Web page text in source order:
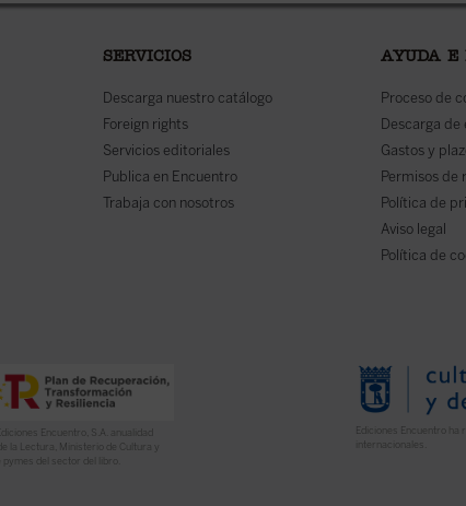
SERVICIOS
Descarga nuestro catálogo
Foreign rights
Servicios editoriales
Publica en Encuentro
Trabaja con nosotros
AYUDA E
Proceso de
Descarga de
Gastos y
Permisos de
Política de
Aviso legal
Política de
Encuentro, S.A. anualidad
la Lectura, Ministerio de Cultura y
del sector del libro.
Ediciones Encuentro